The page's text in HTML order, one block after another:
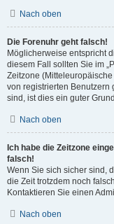
Nach oben
Die Forenuhr geht falsch!
Möglicherweise entspricht
diesem Fall sollten Sie im
Zeitzone
von registrierten Benutzern
sind, ist dies ein guter
Nach oben
Ich habe die Zeitzone
falsch!
Wenn Sie sich sicher sind,
die Zeit trotzdem noch
Kontaktieren Sie einen
Nach oben